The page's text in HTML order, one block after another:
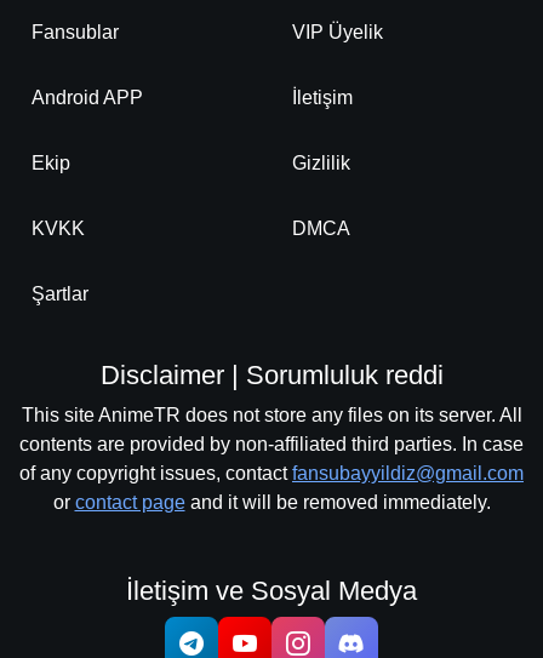
Fansublar VIP Üyelik
Android APP İletişim
Ekip Gizlilik
KVKK DMCA
Şartlar
Disclaimer | Sorumluluk reddi
This site AnimeTR does not store any files on its server. All
contents are provided by non-affiliated third parties. In case
of any copyright issues, contactfansubayyildiz@gmail.com
or contact pageand it will be removed immediately.
İletişim ve Sosyal Medya